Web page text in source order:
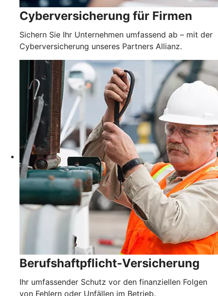
Cyberversicherung für Firmen
Sichern Sie Ihr Unternehmen umfassend ab – mit der
Cyberversicherung unseres Partners Allianz.
Berufshaftpflicht-Versicherung
Ihr umfassender Schutz vor den finanziellen Folgen
von Fehlern oder Unfällen im Betrieb.